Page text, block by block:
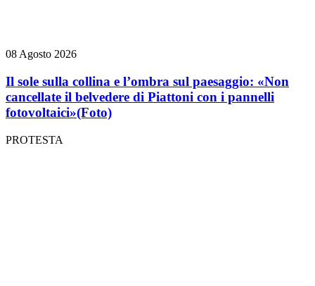
08 Agosto 2026
Il sole sulla collina e l’ombra sul paesaggio: «Non
cancellate il belvedere di Piattoni con i pannelli
fotovoltaici»(Foto)
PROTESTA